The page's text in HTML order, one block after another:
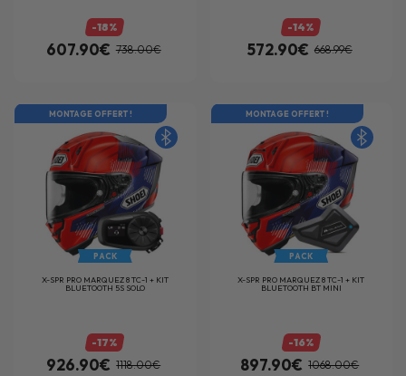
-18%
607.90€ 738.00€
-14%
572.90€ 668.99€
MONTAGE OFFERT !
PACK
X-SPR PRO MARQUEZ 8 TC-1 + KIT
BLUETOOTH 5S SOLO
-17%
926.90€ 1118.00€
MONTAGE OFFERT !
PACK
X-SPR PRO MARQUEZ 8 TC-1 + KIT
BLUETOOTH BT MINI
-16%
897.90€ 1068.00€